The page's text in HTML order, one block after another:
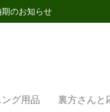
のお知らせ
ング用品 裏方さんと